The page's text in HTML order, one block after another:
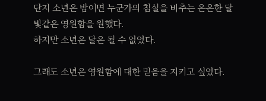
단지 소년은 밤이면 누군가의 침실을 비추는 은은한 달
빛같은 영원함을 원했다.
하지만 소년은 달은 될 수 없었다.
그래도 소년은 영원함에 대한 믿음을 지키고 싶었다.